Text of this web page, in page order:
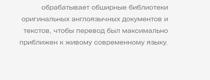
обрабатывает обширные библиотеки
оригинальных англоязычных документов и
текстов, чтобы перевод был максимально
приближен к живому современному языку.